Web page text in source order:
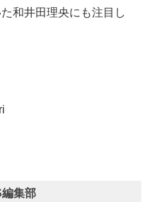
和井田理央にも注目し
集部